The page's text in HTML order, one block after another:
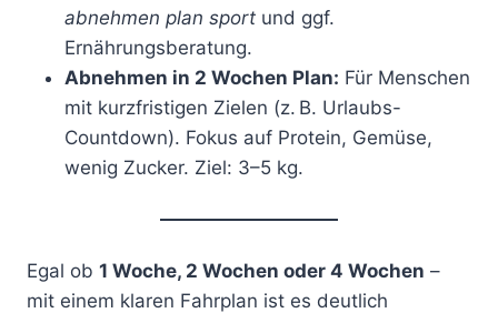
abnehmen plan sport und ggf.
Ernährungsberatung.
Abnehmen in 2 Wochen Plan: Für Menschen
mit kurzfristigen Zielen (z. B. Urlaubs-
Countdown). Fokus auf Protein, Gemüse,
wenig Zucker. Ziel: 3–5 kg.
Egal ob 1 Woche, 2 Wochen oder 4 Wochen –
mit einem klaren Fahrplan ist es deutlich